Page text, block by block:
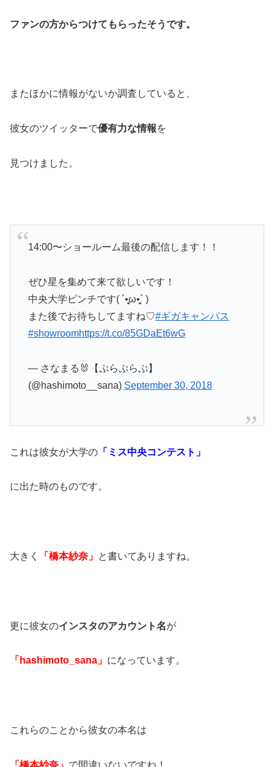
ファンの方からつけてもらったそうです。
またほかに情報がないか調査していると、
彼女のツイッターで優有力な情報を
見つけました。
14:00〜ショールーム最後の配信します！！
ぜひ星を集めて来て欲しいです！
中央大学ピンチです( ´•̥̥̥ω•̥̥̥` )
また後でお待ちしてますね♡#ギガキャンパス
#showroomhttps://t.co/85GDaEt6wG
— さなまる🐰【ぷらぷらぶ】
(@hashimoto__sana) September 30, 2018
これは彼女が大学の 「ミス中央コンテスト」
に出た時のものです。
大きく 「橋本紗奈」 と書いてありますね。
更に彼女のインスタのアカウント名が
「hashimoto_sana」 になっています。
これらのことから彼女の本名は
「橋本紗奈」 で間違いないですね！